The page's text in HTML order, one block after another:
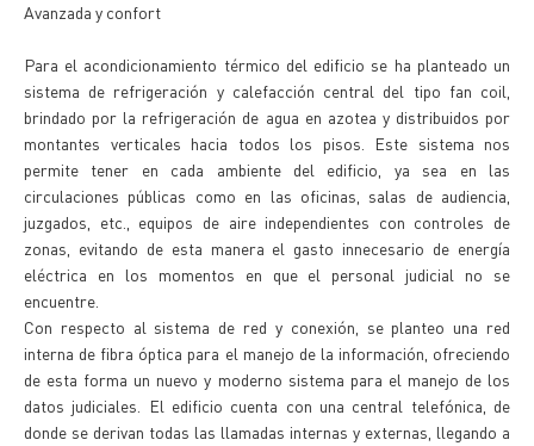
Avanzada y confort
Para el acondicionamiento térmico del edificio se ha planteado un
sistema de refrigeración y calefacción central del tipo fan coil,
brindado por la refrigeración de agua en azotea y distribuidos por
montantes verticales hacia todos los pisos. Este sistema nos
permite tener en cada ambiente del edificio, ya sea en las
circulaciones públicas como en las oficinas, salas de audiencia,
juzgados, etc., equipos de aire independientes con controles de
zonas, evitando de esta manera el gasto innecesario de energía
eléctrica en los momentos en que el personal judicial no se
encuentre.
Con respecto al sistema de red y conexión, se planteo una red
interna de fibra óptica para el manejo de la información, ofreciendo
de esta forma un nuevo y moderno sistema para el manejo de los
datos judiciales. El edificio cuenta con una central telefónica, de
donde se derivan todas las llamadas internas y externas, llegando a